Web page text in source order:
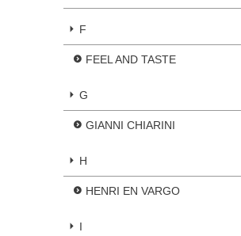
F
FEEL AND TASTE
G
GIANNI CHIARINI
H
HENRI EN VARGO
I